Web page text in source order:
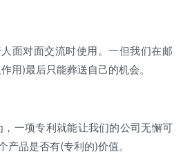
面对面交流时使用。一但我们在邮
用)最后只能葬送自己的机会。
一项专利就能让我们的公司无懈可
产品是否有(专利的)价值。